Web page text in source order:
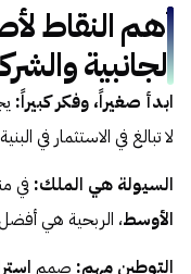
أهم النقاط
الجانبية
ابدأ صغيراً، وفكر كبيراً:
لا تبالغ في الاستثمار في
السيولة هي الملك: في
الأوسط، الربحية هي
التوطين مهم: صمم